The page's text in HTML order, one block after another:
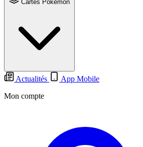
Actualités
App Mobile
Mon compte